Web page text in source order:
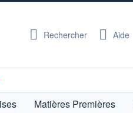
Rechercher Aide
Matières Premières